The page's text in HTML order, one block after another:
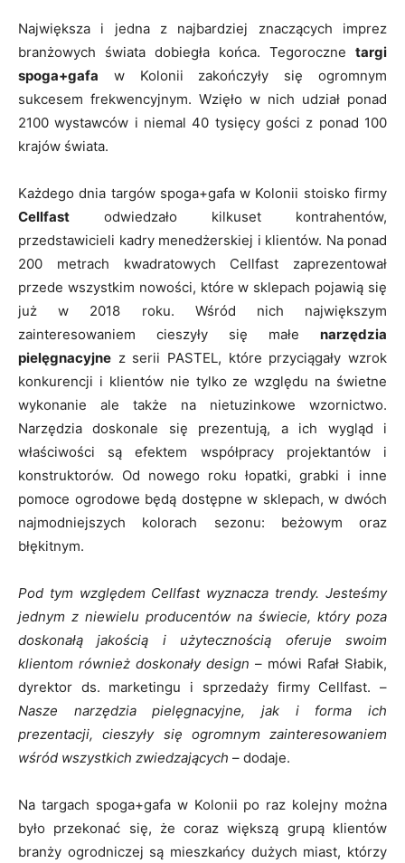
Największa i jedna z najbardziej znaczących imprez
branżowych świata dobiegła końca. Tegoroczne targi
spoga+gafa w Kolonii zakończyły się ogromnym
sukcesem frekwencyjnym. Wzięło w nich udział ponad
2100 wystawców i niemal 40 tysięcy gości z ponad 100
krajów świata.
Każdego dnia targów spoga+gafa w Kolonii stoisko firmy
Cellfast odwiedzało kilkuset kontrahentów,
przedstawicieli kadry menedżerskiej i klientów. Na ponad
200 metrach kwadratowych Cellfast zaprezentował
przede wszystkim nowości, które w sklepach pojawią się
już w 2018 roku. Wśród nich największym
zainteresowaniem cieszyły się małe narzędzia
pielęgnacyjne z serii PASTEL, które przyciągały wzrok
konkurencji i klientów nie tylko ze względu na świetne
wykonanie ale także na nietuzinkowe wzornictwo.
Narzędzia doskonale się prezentują, a ich wygląd i
właściwości są efektem współpracy projektantów i
konstruktorów. Od nowego roku łopatki, grabki i inne
pomoce ogrodowe będą dostępne w sklepach, w dwóch
najmodniejszych kolorach sezonu: beżowym oraz
błękitnym.
Pod tym względem Cellfast wyznacza trendy. Jesteśmy
jednym z niewielu producentów na świecie, który poza
doskonałą jakością i użytecznością oferuje swoim
klientom również doskonały design – mówi Rafał Słabik,
dyrektor ds. marketingu i sprzedaży firmy Cellfast. –
Nasze narzędzia pielęgnacyjne, jak i forma ich
prezentacji, cieszyły się ogromnym zainteresowaniem
wśród wszystkich zwiedzających – dodaje.
Na targach spoga+gafa w Kolonii po raz kolejny można
było przekonać się, że coraz większą grupą klientów
branży ogrodniczej są mieszkańcy dużych miast, którzy